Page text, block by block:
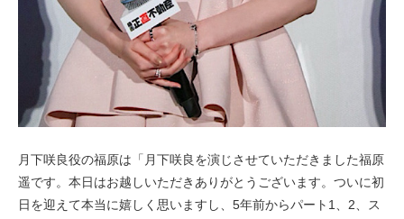
月下咲良役の福原は「月下咲良を演じさせていただきました福原
遥です。本日はお越しいただきありがとうございます。ついに初
日を迎えて本当に嬉しく思いますし、5年前からパート1、2、ス